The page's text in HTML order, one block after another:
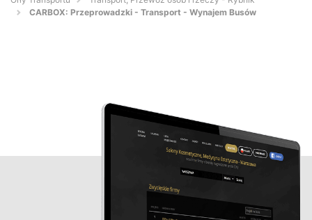
CARBOX: Przeprowadzki - Transport - Wynajem Busów